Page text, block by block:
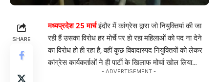
SHARE
मध्यप्रदेश 25 मार्चइंदौर में कांग्रेस द्वारा जो नियुक्तियां की जा
रही हैं उसका विरोध हर मोर्चे पर हो रहा महिलाओं को पद ना देने
का विरोध हो ही रहा है, वहीं कुछ विवादास्पद नियुक्तियों को लेकर
कांग्रेस कार्यकर्ताओं ने ही पार्टी के खिलाफ मोर्चा खोल लिया…
- ADVERTISEMENT -